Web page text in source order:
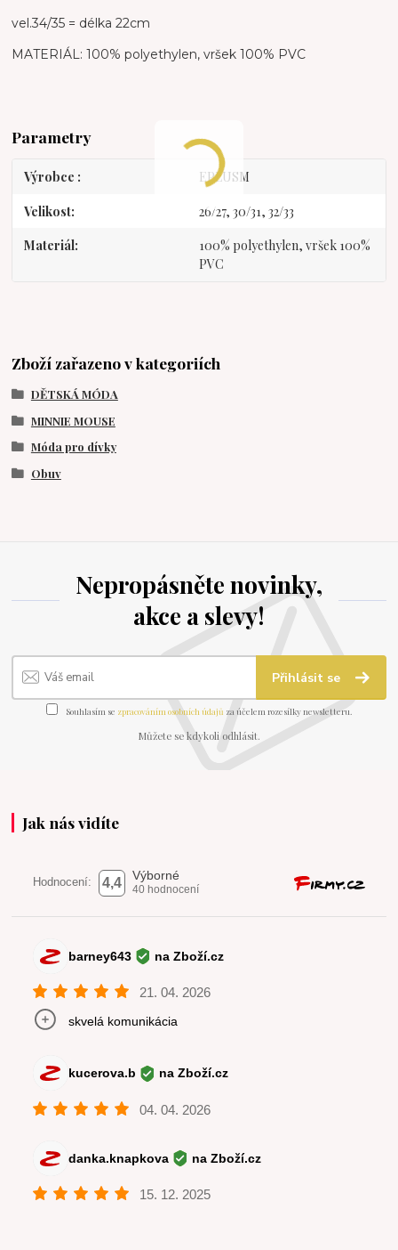
vel.34/35 = délka 22cm
MATERIÁL: 100% polyethylen, vršek 100% PVC
Parametry
Výrobce EPLUSM
Velikost 26/27, 30/31, 32/33
Materiál
100% polyethylen, vršek 100%
PVC
Zboží zařazeno v kategoriích
DĚTSKÁ MÓDA
MINNIE MOUSE
Móda pro dívky
Obuv
Nepropásněte novinky,
akce a slevy!
Přihlásit se
Souhlasím se zpracováním osobních údajů za účelem rozesílky newsletteru.
Můžete se kdykoli odhlásit.
Jak nás vidíte